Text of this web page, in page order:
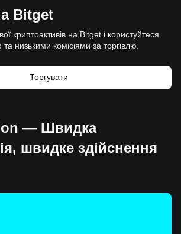
Bitget
криптоактивів на Bitget і користуйтеся
та низькими комісіями за торгівлю.
Торгувати
— Швидка
швидке здійснення